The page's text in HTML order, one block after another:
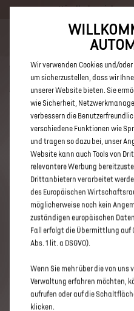
Händlerbereich von
Bis zu 6.000 € staatliche
Hybride.
ENTDECKEN
TENSE
STORE
Wir verwenden Cookies und/oder
um sicherzustellen, dass wir
unserer Website bieten. Sie
wie Sicherheit,
verbessern die
verschiedene Funktionen wie
und tragen so dazu bei, unser
Website kann auch Tools von
relevantere Werbung
Drittanbietern verarbeitet
des Europäischen
möglicherweise noch kein
zuständigen europäischen
Fall erfolgt die Übermittlung auf
Abs. 1 lit. a DSGVO).
Wenn Sie mehr über die von uns
Verwaltung erfahren möchten,
aufrufen oder auf die
klicken.